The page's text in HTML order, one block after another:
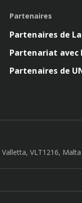
Partenaires
Partenaires de
Partenariat avec
Partenaires de
VLT1216, Malta